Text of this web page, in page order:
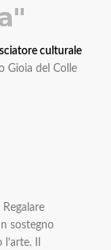
culturale
Gioia del Colle
sostegno
Il